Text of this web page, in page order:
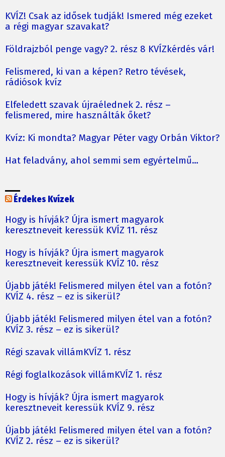
KVÍZ! Csak az idősek tudják! Ismered még ezeket
a régi magyar szavakat?
Földrajzból penge vagy? 2. rész 8 KVÍZkérdés vár!
Felismered, ki van a képen? Retro tévések,
rádiósok kvíz
Elfeledett szavak újraélednek 2. rész –
felismered, mire használták őket?
Kvíz: Ki mondta? Magyar Péter vagy Orbán Viktor?
Hat feladvány, ahol semmi sem egyértelmű…
Érdekes Kvízek
Hogy is hívják? Újra ismert magyarok
keresztneveit keressük KVÍZ 11. rész
Hogy is hívják? Újra ismert magyarok
keresztneveit keressük KVÍZ 10. rész
Újabb játék! Felismered milyen étel van a fotón?
KVÍZ 4. rész – ez is sikerül?
Újabb játék! Felismered milyen étel van a fotón?
KVÍZ 3. rész – ez is sikerül?
Régi szavak villámKVÍZ 1. rész
Régi foglalkozások villámKVÍZ 1. rész
Hogy is hívják? Újra ismert magyarok
keresztneveit keressük KVÍZ 9. rész
Újabb játék! Felismered milyen étel van a fotón?
KVÍZ 2. rész – ez is sikerül?